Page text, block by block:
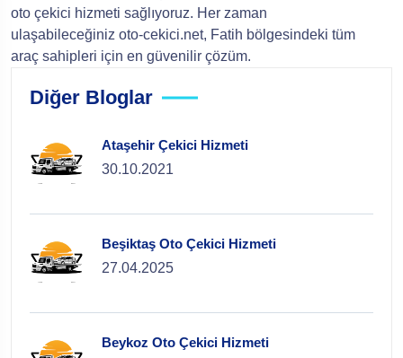
oto çekici hizmeti sağlıyoruz. Her zaman
ulaşabileceğiniz oto-cekici.net, Fatih bölgesindeki tüm
araç sahipleri için en güvenilir çözüm.
Diğer Bloglar
Ataşehir Çekici Hizmeti
30.10.2021
Beşiktaş Oto Çekici Hizmeti
27.04.2025
Beykoz Oto Çekici Hizmeti